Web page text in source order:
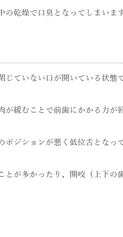
の乾燥で口臭となってしまいます
じていない口が開いている状態
が緩むことで前歯にかかる力
ポジションが悪く低位舌とな
とが多かったり、開咬（上下